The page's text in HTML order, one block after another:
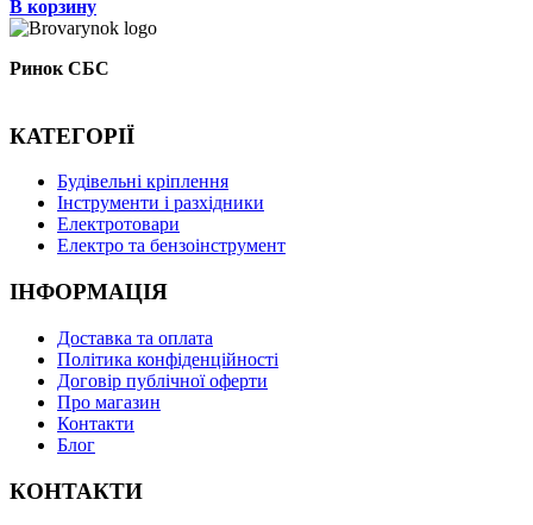
В корзину
Ринок СБС
КАТЕГОРІЇ
Будівельні кріплення
Інструменти і разхідники
Електротовари
Електро та бензоінструмент
ІНФОРМАЦІЯ
Доставка та оплата
Політика конфіденційності
Договір публічної оферти
Про магазин
Контакти
Блог
КОНТАКТИ